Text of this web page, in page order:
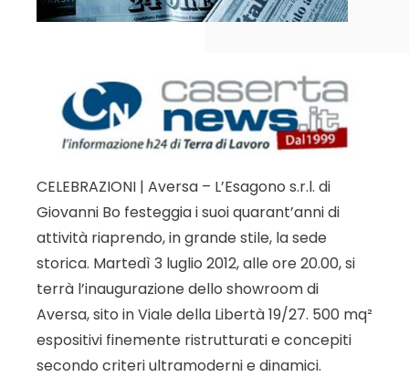
CELEBRAZIONI | Aversa – L’Esagono s.r.l. di
Giovanni Bo festeggia i suoi quarant’anni di
attività riaprendo, in grande stile, la sede
storica. Martedì 3 luglio 2012, alle ore 20.00, si
terrà l’inaugurazione dello showroom di
Aversa, sito in Viale della Libertà 19/27. 500 mq²
espositivi finemente ristrutturati e concepiti
secondo criteri ultramoderni e dinamici.